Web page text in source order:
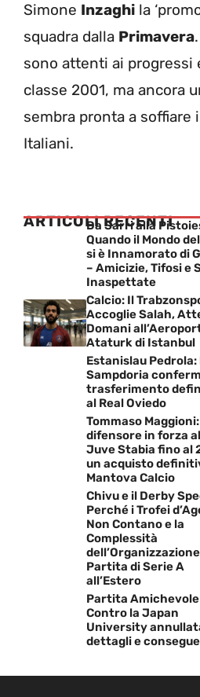
Simone Inzaghi la
squadra dalla Primavera
sono attenti ai progressi
classe 2001, ma ancora
sembra pronta a soffiare
Italiani.
ARTICOLI RECENTI
Da Sarri alla
Quando il Mondo
si è Innamorato di
– Amicizie, Tifosi e
Inaspettate
Calcio: Il
Accoglie Salah,
Domani
Ataturk di Istanbul
Estanislau Pedrola:
Sampdoria
trasferimento
al Real Oviedo
Tommaso Maggioni:
difensore in forza
Juve Stabia fino al
un acquisto
Mantova Calcio
Chivu e il Derby
Perché i Trofei
Non Contano e la
Complessità
Partita di Serie A
all’Estero
Partita Amichevole
Contro la Japan
University
dettagli e